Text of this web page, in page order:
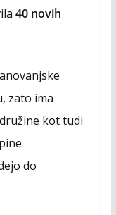
40 novih
zato ima
kot tudi
do